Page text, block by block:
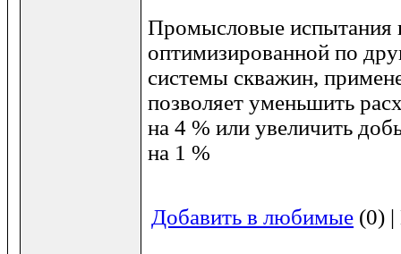
Промысловые испытания
оптимизированной по
системы скважин,
позволяет уменьшить
на 4 % или увеличить
на 1 %
Добавить в любимые (0)